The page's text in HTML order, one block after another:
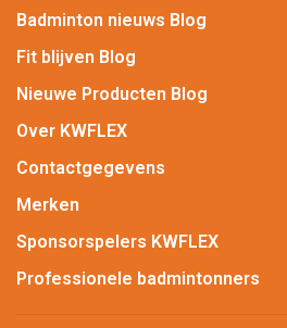
Badminton nieuws Blog
Fit blijven Blog
Nieuwe Producten Blog
Over KWFLEX
Contactgegevens
Merken
Sponsorspelers KWFLEX
Professionele badmintonners